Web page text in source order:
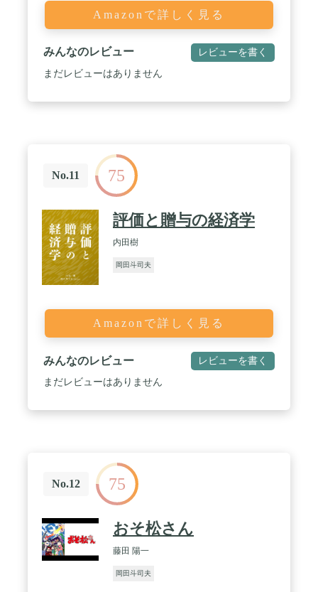
Amazonで詳しく見る
みんなのレビュー レビューを書く
まだレビューはありません
No.11 75
評価と贈与の経済学
内田樹
岡田斗司夫
Amazonで詳しく見る
みんなのレビュー レビューを書く
まだレビューはありません
No.12 75
おそ松さん
藤田 陽一
岡田斗司夫